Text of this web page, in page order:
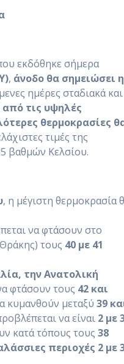
εκδόθηκε σήμερα
, άνοδο θα σημειώσει η
ημέρες σταδιακά και
τις υψηλές
θερμοκρασίες
τιμές της
βαθμών Κελσίου.
, η μέγιστη θερμοκρασία
να φτάσουν στο
τους 40 με 41
την Ανατολική
φτάσουν τους 42 και
κυμανθούν μεταξύ39
να είναι 2 με
κατά τόπους τους38
περιοχές 2 με